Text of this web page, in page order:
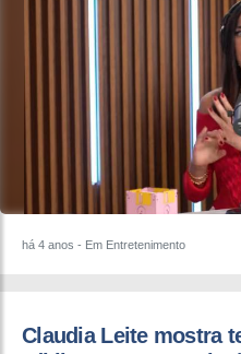
há 4 anos - Em Entretenimento
Claudia Leite mostra